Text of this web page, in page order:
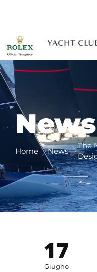
News
Home News
The
17
Giugno